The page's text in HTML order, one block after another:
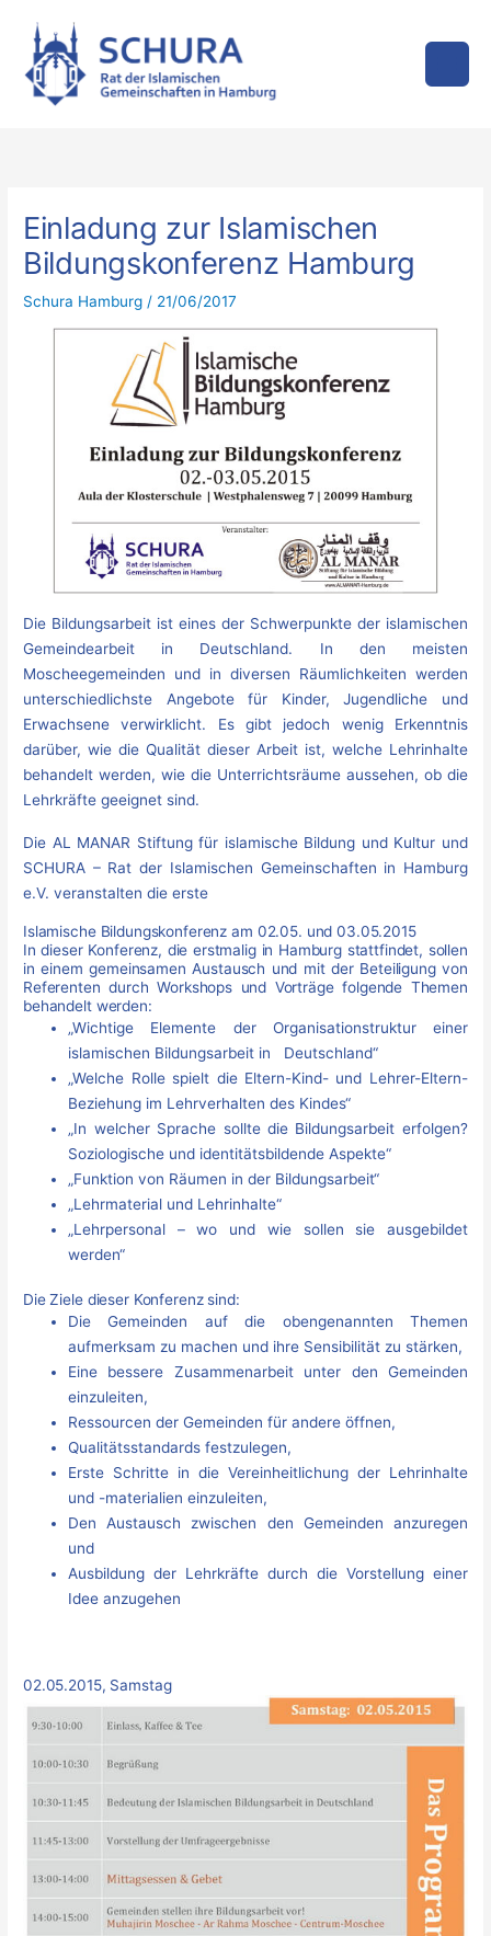
Inhalt
springen
Einladung zur Islamischen
Bildungskonferenz Hamburg
Schura Hamburg / 21/06/2017
Die Bildungsarbeit ist eines der Schwerpunkte der islamischen
Gemeindearbeit in Deutschland. In den meisten
Moscheegemeinden und in diversen Räumlichkeiten werden
unterschiedlichste Angebote für Kinder, Jugendliche und
Erwachsene verwirklicht. Es gibt jedoch wenig Erkenntnis
darüber, wie die Qualität dieser Arbeit ist, welche Lehrinhalte
behandelt werden, wie die Unterrichtsräume aussehen, ob die
Lehrkräfte geeignet sind.
Die AL MANAR Stiftung für islamische Bildung und Kultur und
SCHURA – Rat der Islamischen Gemeinschaften in Hamburg
e.V. veranstalten die erste
Islamische Bildungskonferenz am 02.05. und 03.05.2015
In dieser Konferenz, die erstmalig in Hamburg stattfindet, sollen
in einem gemeinsamen Austausch und mit der Beteiligung von
Referenten durch Workshops und Vorträge folgende Themen
behandelt werden:
„Wichtige Elemente der Organisationstruktur einer
islamischen Bildungsarbeit in Deutschland“
„Welche Rolle spielt die Eltern-Kind- und Lehrer-Eltern-
Beziehung im Lehrverhalten des Kindes“
„In welcher Sprache sollte die Bildungsarbeit erfolgen?
Soziologische und identitätsbildende Aspekte“
„Funktion von Räumen in der Bildungsarbeit“
„Lehrmaterial und Lehrinhalte“
„Lehrpersonal – wo und wie sollen sie ausgebildet
werden“
Die Ziele dieser Konferenz sind:
Die Gemeinden auf die obengenannten Themen
aufmerksam zu machen und ihre Sensibilität zu stärken,
Eine bessere Zusammenarbeit unter den Gemeinden
einzuleiten,
Ressourcen der Gemeinden für andere öffnen,
Qualitätsstandards festzulegen,
Erste Schritte in die Vereinheitlichung der Lehrinhalte
und -materialien einzuleiten,
Den Austausch zwischen den Gemeinden anzuregen
und
Ausbildung der Lehrkräfte durch die Vorstellung einer
Idee anzugehen
02.05.2015, Samstag